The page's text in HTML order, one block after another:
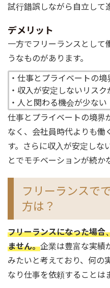
試行錯誤しながら自立して
デメリット
一方でフリーランスとして
うなものがあります。
・仕事とプライベートの境
・収入が安定しないリスク
・人と関わる機会が少ない
仕事とプライベートの境界
なく、会社員時代よりも働
す。さらに収入が安定しな
とでモチベーションが続か
フリーランスで
方は？
フリーランスになった場合
ません。企業は豊富な実績
みたいと考えており、何の
なり仕事を依頼することは